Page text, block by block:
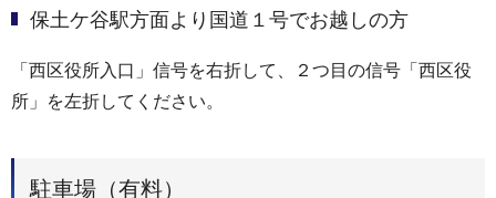
保土ケ谷駅方面より国道１号でお越しの方
「西区役所入口」信号を右折して、２つ目の信号「西区役
所」を左折してください。
駐車場（有料）